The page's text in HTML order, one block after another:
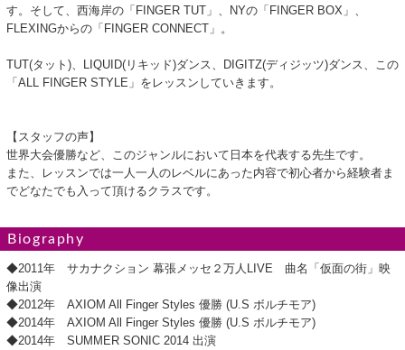
す。そして、西海岸の「FINGER TUT」、NYの「FINGER BOX」、
FLEXINGからの「FINGER CONNECT」。
TUT(タット)、LIQUID(リキッド)ダンス、DIGITZ(ディジッツ)ダンス、この
「ALL FINGER STYLE」をレッスンしていきます。
【スタッフの声】
世界大会優勝など、このジャンルにおいて日本を代表する先生です。
また、レッスンでは一人一人のレベルにあった内容で初心者から経験者ま
でどなたでも入って頂けるクラスです。
Biography
◆2011年 サカナクション 幕張メッセ２万人LIVE 曲名「仮面の街」映
像出演
◆2012年 AXIOM All Finger Styles 優勝 (U.S ボルチモア)
◆2014年 AXIOM All Finger Styles 優勝 (U.S ボルチモア)
◆2014年 SUMMER SONIC 2014 出演